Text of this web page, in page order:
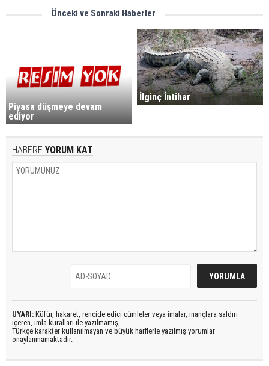
Önceki ve Sonraki Haberler
Piyasa düşmeye devam
ediyor
İlginç İntihar
HABERE YORUM KAT
UYARI: Küfür, hakaret, rencide edici cümleler veya imalar, inançlara saldırı
içeren, imla kuralları ile yazılmamış,
Türkçe karakter kullanılmayan ve büyük harflerle yazılmış yorumlar
onaylanmamaktadır.